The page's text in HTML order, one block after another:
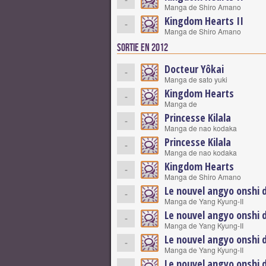
Manga de Shiro Amano
-
Kingdom Hearts II
Manga de Shiro Amano
Sortie en 2012
- Docteur Yôkai
Manga de sato yuki
-
Kingdom Hearts
Manga de
-
Princesse Kilala
Manga de nao kodaka
-
Princesse Kilala
Manga de nao kodaka
-
Kingdom Hearts
Manga de Shiro Amano
-
Le nouvel angyo onshi
Manga de Yang Kyung-II
-
Le nouvel angyo onshi
Manga de Yang Kyung-II
-
Le nouvel angyo onshi
Manga de Yang Kyung-II